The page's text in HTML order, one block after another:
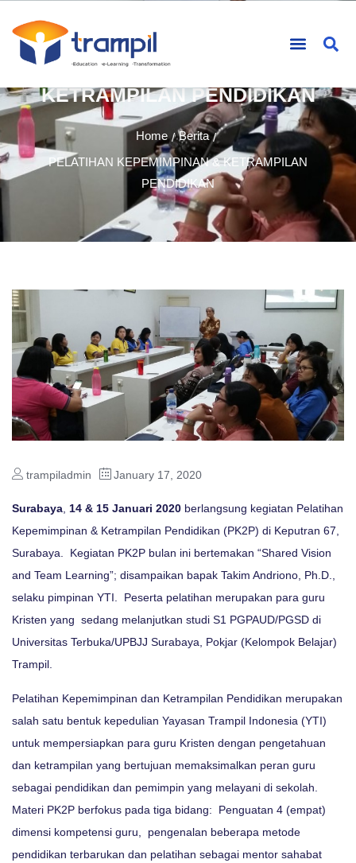
PELATIHAN KEPEMIMPINAN &
KETRAMPILAN PENDIDIKAN
Home / Berita /
PELATIHAN KEPEMIMPINAN & KETRAMPILAN
PENDIDIKAN
trampiladmin January 17, 2020
Surabaya 14 & 15 Januari 2020 berlangsung kegiatan Pelatihan
Kepemimpinan & Ketrampilan Pendidikan (PK2P) di Keputran 67,
Surabaya. Kegiatan PK2P bulan ini bertemakan “Shared Vision
and Team Learning”; disampaikan bapak Takim Andriono, Ph.D.,
selaku pimpinan YTI. Peserta pelatihan merupakan para guru
Kristen yang sedang melanjutkan studi S1 PGPAUD/PGSD di
Universitas Terbuka/UPBJJ Surabaya, Pokjar (Kelompok Belajar)
Trampil.
Pelatihan Kepemimpinan dan Ketrampilan Pendidikan merupakan
salah satu bentuk kepedulian Yayasan Trampil Indonesia (YTI)
untuk mempersiapkan para guru Kristen dengan pengetahuan
dan ketrampilan yang bertujuan memaksimalkan peran guru
sebagai pendidikan dan pemimpin yang melayani di sekolah.
Materi PK2P berfokus pada tiga bidang: Penguatan 4 (empat)
dimensi kompetensi guru, pengenalan beberapa metode
pendidikan terbarukan dan pelatihan sebagai mentor sahabat